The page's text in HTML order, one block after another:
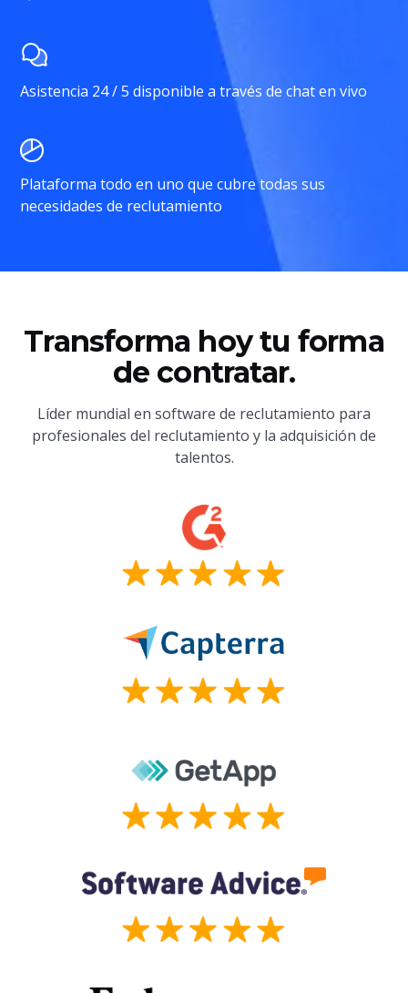
Asistencia 24 / 5 disponible a través de chat en vivo
Plataforma todo en uno que cubre todas sus
necesidades de reclutamiento
Transforma hoy tu forma
de contratar.
Líder mundial en software de reclutamiento para
profesionales del reclutamiento y la adquisición de
talentos.